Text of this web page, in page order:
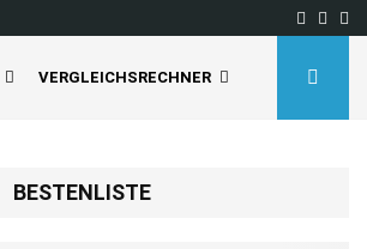
VERGLEICHSRECHNER
BESTENLISTE